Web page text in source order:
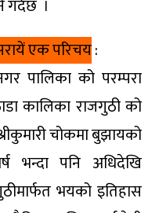
गर्दछ ।
एक परिचय:
पालिका को परम्परा
कालिका राजगुठी को
चोकमा बुझायको
भन्दा पनि अधिदेखि
भयको इतिहास